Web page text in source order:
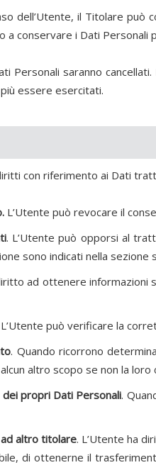
dell’Utente, il Titolare può
conservare i Dati Personali
Personali saranno
essere esercitati.
con riferimento ai Dati
L’Utente può revocare il
. L’Utente può opporsi al
sono indicati nella sezione
ad ottenere
può verificare la
. Quando ricorrono
altro scopo se non la loro
propri Dati Personali.
altro titolare. L’Utente ha
di ottenerne il